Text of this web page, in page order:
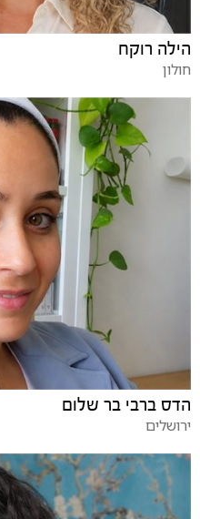
הילה רוקח
חולון
הדס ברבי בר שלום
ירושלים